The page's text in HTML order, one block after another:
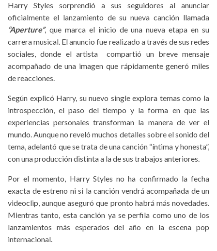
Harry Styles sorprendió a sus seguidores al anunciar
oficialmente el lanzamiento de su nueva canción llamada
“Aperture”, que marca el inicio de una nueva etapa en su
carrera musical. El anuncio fue realizado a través de sus redes
sociales, donde el artista compartió un breve mensaje
acompañado de una imagen que rápidamente generó miles
de reacciones.
Según explicó Harry, su nuevo single explora temas como la
introspección, el paso del tiempo y la forma en que las
experiencias personales transforman la manera de ver el
mundo. Aunque no reveló muchos detalles sobre el sonido del
tema, adelantó que se trata de una canción “íntima y honesta”,
con una producción distinta a la de sus trabajos anteriores.
Por el momento, Harry Styles no ha confirmado la fecha
exacta de estreno ni si la canción vendrá acompañada de un
videoclip, aunque aseguró que pronto habrá más novedades.
Mientras tanto, esta canción ya se perfila como uno de los
lanzamientos más esperados del año en la escena pop
internacional.